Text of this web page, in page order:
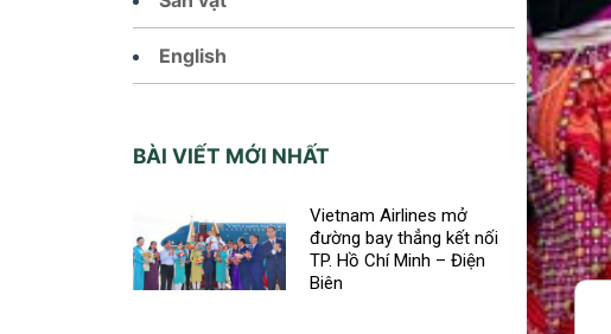
English
BÀI VIẾT MỚI NHẤT
Vietnam Airlines mở
đường bay thẳng kết nối
TP. Hồ Chí Minh – Điện
Biên